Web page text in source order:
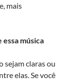
mais
essa música
sejam claras ou
elas. Se você